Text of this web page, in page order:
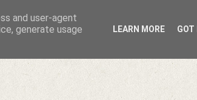
and user-agent
generate usage
LEARN MORE GOT